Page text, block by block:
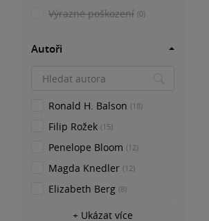
Výrazné poškození (0)
Autoři
Ronald H. Balson (18)
Filip Rožek (15)
Penelope Bloom (12)
Magda Knedler (12)
Elizabeth Berg (8)
+ Ukázat více